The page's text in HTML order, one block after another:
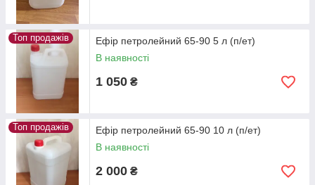
Топ продажів
Ефір петролейний 65-90 5 л (п/ет)
В наявності
1 050 ₴
Топ продажів
Ефір петролейний 65-90 10 л (п/ет)
В наявності
2 000 ₴